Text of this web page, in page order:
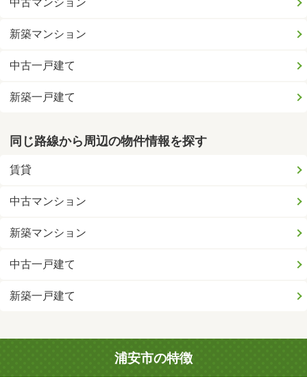
新築マンション
中古一戸建て
新築一戸建て
同じ路線から周辺の物件情報を探す
賃貸
中古マンション
新築マンション
中古一戸建て
新築一戸建て
浦安市の特徴